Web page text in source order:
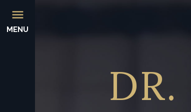
MENU
DR.